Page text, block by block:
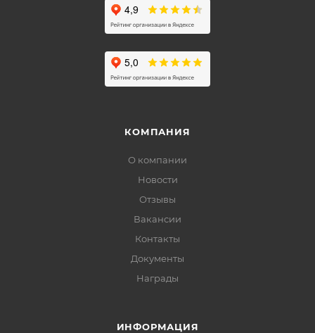
КОМПАНИЯ
О компании
Новости
Отзывы
Вакансии
Контакты
Документы
Награды
ИНФОРМАЦИЯ